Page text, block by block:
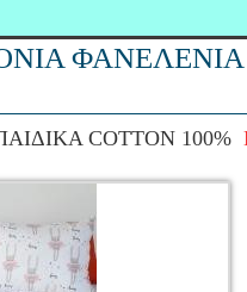
ΦΑΝΕΛΕΝΙΑ
COTTON 100%